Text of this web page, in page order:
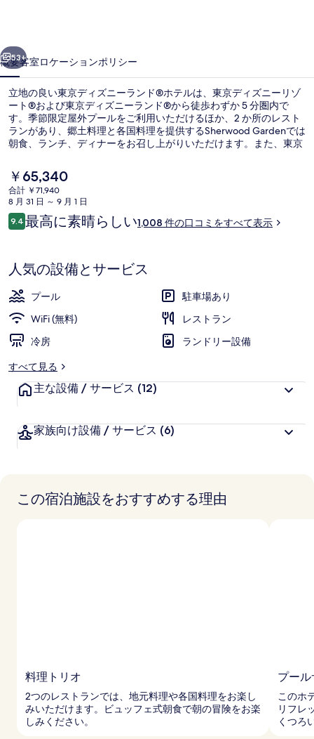
ラ
ン
ド
®
ホ
テ
ル
の
写
ギ
ャ
ラ
リ
ー
53+
概要客室ロケーションポリシー
立地の良い東京ディズニーランド®ホテルは、東京ディズニーリゾ
ート®および東京ディズニーランド®から徒歩わずか 5 分圏内で
す。季節限定屋外プールをご利用いただけるほか、2 か所のレスト
ランがあり、郷土料理と各国料理を提供するSherwood Gardenでは
朝食、ランチ、ディナーをお召し上がりいただけます。また、東京
者は総合的な施設のコンディションを高く評価しています。この宿
泊施設からは歩いてすぐ公共交通機関を利用できます。そばに東京
ディズニーランド駅があり、リゾートゲートウェイ・ステーション
駅までは 10 分です。
現
在
の
料
金
で
す
￥65,340
合計 ￥71,940
8 月 31 日 ～ 9 月 1 日
口
コ
9.410段階中9.4
最高に素晴らしい1,008 件の口コミをすべて表示
人気の設備とサービス
プール
駐車場あり
WiFi (無料)
レストラン
冷房
ランドリー設備
すべて見る
主な設備 / サービス (12)
家族向け設備 / サービス (6)
この宿泊施設をおすすめする理由
料理トリオ
2つのレストランでは、地元料理や各国料理をお楽し
みいただけます。ビュッフェ式朝食で朝の冒険をお楽
しみください。
プー
このホ
リフレ
くつろ